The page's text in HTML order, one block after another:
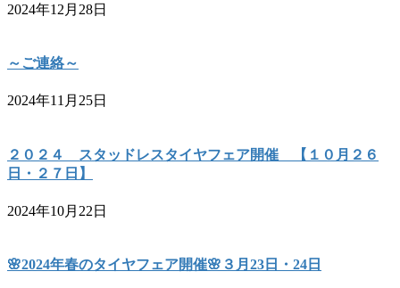
2024年12月28日
～ご連絡～
2024年11月25日
２０２４ スタッドレスタイヤフェア開催 【１０月２６
日・２７日】
2024年10月22日
🌸2024年春のタイヤフェア開催🌸３月23日・24日